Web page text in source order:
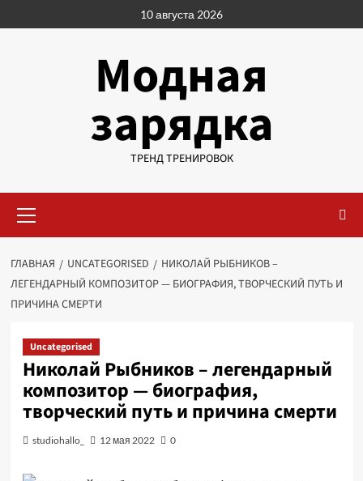
к
10 августа 2026
Модная
зарядка
ТРЕНД ТРЕНИРОВОК
меню
ГЛАВНАЯ UNCATEGORISED
НИКОЛАЙ РЫБНИКОВ –
ЛЕГЕНДАРНЫЙ КОМПОЗИТОР — БИОГРАФИЯ, ТВОРЧЕСКИЙ ПУТЬ И
ПРИЧИНА СМЕРТИ
Uncategorised
Николай Рыбников – легендарный
композитор — биография,
творческий путь и причина смерти
studiohallo_ 12 мая 2022 0